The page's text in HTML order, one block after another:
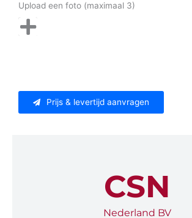
Upload een foto (maximaal 3)
Prijs & levertijd aanvragen
CSN
Nederland BV